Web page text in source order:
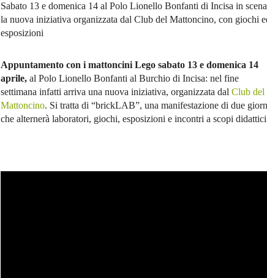
Sabato 13 e domenica 14 al Polo Lionello Bonfanti di Incisa in scena
la nuova iniziativa organizzata dal Club del Mattoncino, con giochi
esposizioni
Appuntamento con i mattoncini Lego sabato 13 e domenica 14
aprile, al Polo Lionello Bonfanti al Burchio di Incisa: nel fine
settimana infatti arriva una nuova iniziativa, organizzata dal Club del
Mattoncino. Si tratta di “brickLAB”, una manifestazione di due
che alternerà laboratori, giochi, esposizioni e incontri a scopi